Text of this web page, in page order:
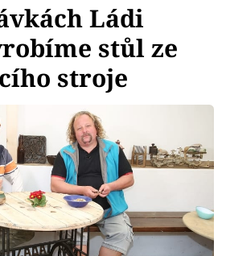
Ládi
stůl ze
stroje